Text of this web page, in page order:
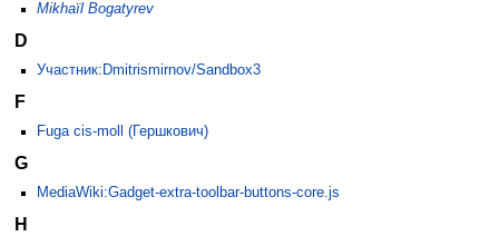
Mikhaïl Bogatyrev
D
Участник:Dmitrismirnov/Sandbox3
F
Fuga cis-moll (Гершкович)
G
MediaWiki:Gadget-extra-toolbar-buttons-core.js
H